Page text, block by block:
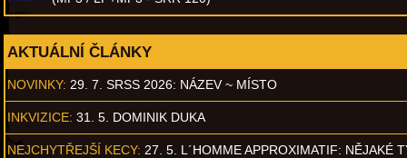
AKTUÁLNÍ ČLÁNKY
NOVINKY: 29. 7. SRSS 2026: NÁZEV ~ MÍSTO
INKVIZICE: 31. 5. DOMINIK DUKA
NEJCHYTŘEJŠÍ KECY: 27. 5. L´HOMME APPROXIMATIF: NĚJAKÉ